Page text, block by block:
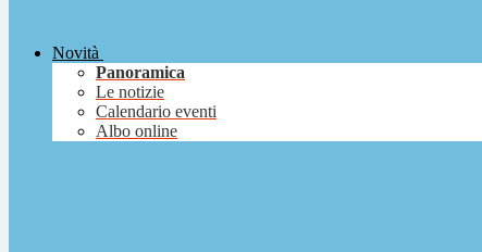
Novità
Panoramica
Le notizie
Calendario eventi
Albo online